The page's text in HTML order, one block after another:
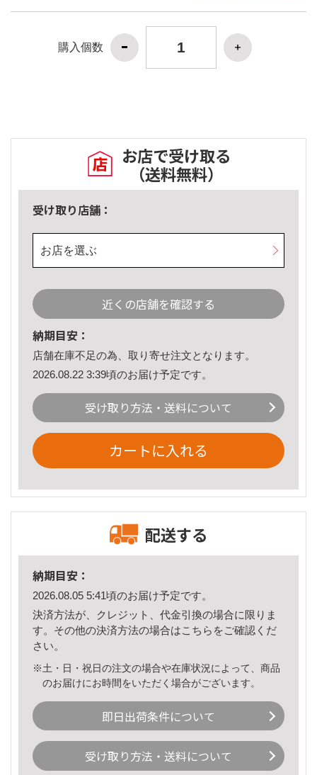
購入個数
お店で受け取る
（送料無料）
受け取り店舗：
お店を選ぶ
近くの店舗を確認する
納期目安：
店舗在庫不足の為、取り寄せ注文となります。
2026.08.22 3:39頃のお届け予定です。
受け取り方法・送料について
カートに入れる
配送する
納期目安：
2026.08.05 5:41頃のお届け予定です。
決済方法が、クレジット、代金引換の場合に限りま
す。その他の決済方法の場合はこちら をご確認くだ
さい。
※土・日・祝日の注文の場合や在庫状況によって、商品
のお届けにお時間をいただく場合がございます。
即日出荷条件について
受け取り方法・送料について